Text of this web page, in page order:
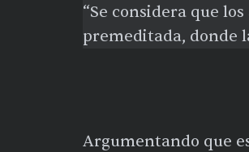
“Se considera que
premeditada, donde
Argumentando que